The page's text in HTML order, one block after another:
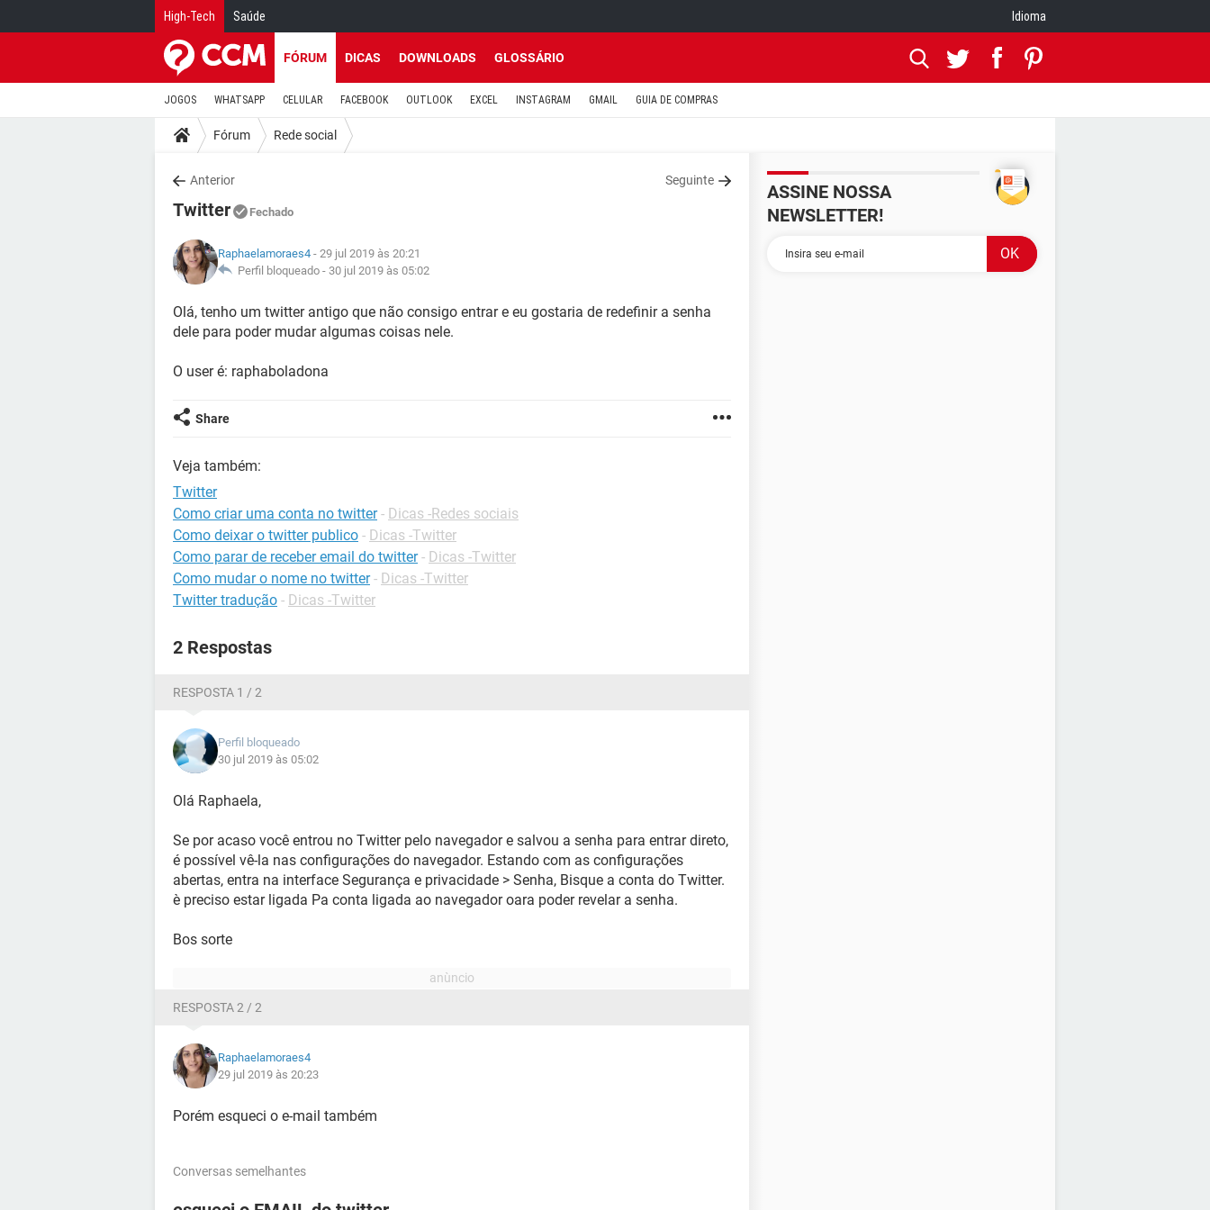
High-Tech Saúde Idioma
FÓRUM DICAS DOWNLOADS GLOSSÁRIO
JOGOS WHATSAPP CELULAR FACEBOOK OUTLOOK EXCEL INSTAGRAM GMAIL GUIA DE COMPRAS
Fórum Rede social
Anterior Seguinte
Twitter Fechado
Raphaelamoraes4 - 29 jul 2019 às 20:21
Perfil bloqueado - 30 jul 2019 às 05:02
Olá, tenho um twitter antigo que não consigo entrar e eu gostaria de redefinir a senha
dele para poder mudar algumas coisas nele.
O user é: raphaboladona
Share
Veja também:
Twitter
Como criar uma conta no twitter - Dicas -Redes sociais
Como deixar o twitter publico - Dicas -Twitter
Como parar de receber email do twitter - Dicas -Twitter
Como mudar o nome no twitter - Dicas -Twitter
Twitter tradução - Dicas -Twitter
2 Respostas
RESPOSTA 1 / 2
Perfil bloqueado
30 jul 2019 às 05:02
Olá Raphaela,
Se por acaso você entrou no Twitter pelo navegador e salvou a senha para entrar direto,
é possível vê-la nas configurações do navegador. Estando com as configurações
abertas, entra na interface Segurança e privacidade > Senha, Bisque a conta do Twitter.
è preciso estar ligada Pa conta ligada ao navegador oara poder revelar a senha.
Bos sorte
RESPOSTA 2 / 2
Raphaelamoraes4
29 jul 2019 às 20:23
Porém esqueci o e-mail também
Conversas semelhantes
ASSINE NOSSA
NEWSLETTER!